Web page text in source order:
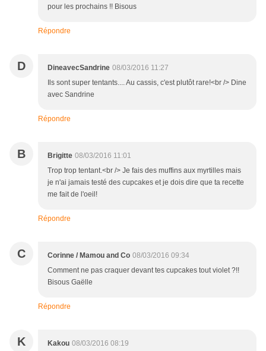
pour les prochains !! Bisous
Répondre
D DineavecSandrine 08/03/2016 11:27
Ils sont super tentants.... Au cassis, c'est plutôt rare!<br /> Dine
avec Sandrine
Répondre
B Brigitte 08/03/2016 11:01
Trop trop tentant.<br /> Je fais des muffins aux myrtilles mais
je n'ai jamais testé des cupcakes et je dois dire que ta recette
me fait de l'oeil!
Répondre
C Corinne / Mamou and Co 08/03/2016 09:34
Comment ne pas craquer devant tes cupcakes tout violet ?!!
Bisous Gaëlle
Répondre
K Kakou 08/03/2016 08:19